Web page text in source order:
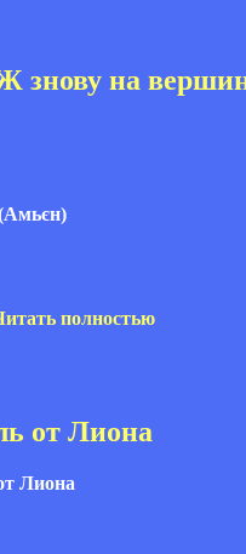
знову на
полностью
от Лиона